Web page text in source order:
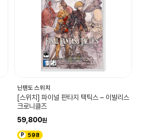
닌텐도 스위치
[스위치] 파이널 판타지 택틱스 – 이발리스
크로니클즈
59,800
598